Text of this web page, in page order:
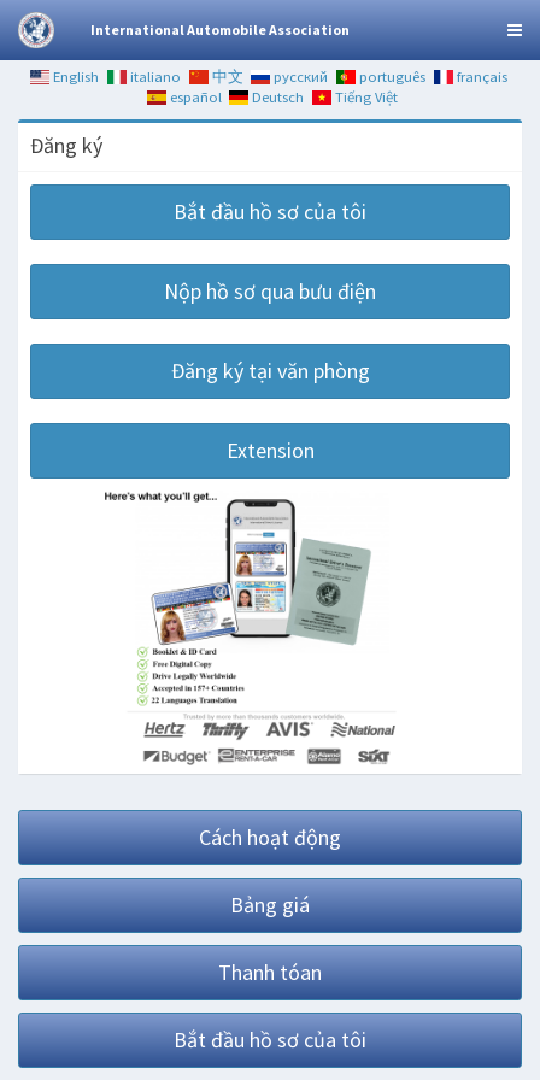
International Automobile Association
English italiano 中文 русский português
français
español
Deutsch Tiếng Việt
Đăng ký
Bắt đầu hồ sơ của tôi
Nộp hồ sơ qua bưu điện
Đăng ký tại văn phòng
Extension
Cách hoạt động
Bảng giá
Thanh tóan
Bắt đầu hồ sơ của tôi